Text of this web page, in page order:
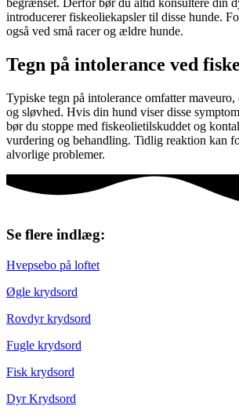
begrænset. Derfor bør du altid konsultere din
introducerer fiskeoliekapsler til disse hunde.
også ved små racer og ældre hunde.
Tegn på intolerance ved
Typiske tegn på intolerance omfatter
og sløvhed. Hvis din hund viser disse
bør du stoppe med fiskeolietilskuddet og
vurdering og behandling. Tidlig reaktion kan
alvorlige problemer.
Se flere indlæg:
Hvepsebo på loftet
Øgle krydsord
Rovdyr krydsord
Fugle krydsord
Fisk krydsord
Dyr Krydsord